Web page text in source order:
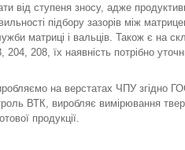
від ступеня зносу, адже
підбору зазорів між
матриці і вальців. Також є на
204, 208, їх наявність потрібно
на верстатах ЧПУ згідно
ВТК, виробляє вимірювання
продукції.